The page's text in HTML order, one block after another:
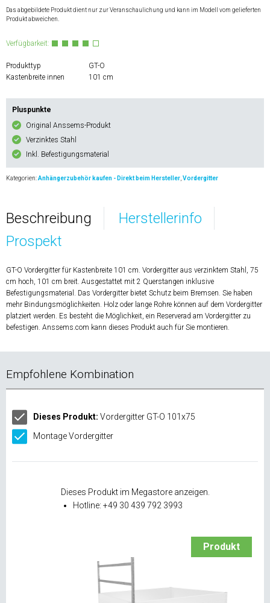
Das abgebildete Produkt dient nur zur Veranschaulichung und kann im Modell vom gelieferten
Produkt abweichen.
Verfügbarkeit:
Produkttyp
GT-O
Kastenbreite innen
101 cm
Pluspunkte
Original Anssems-Produkt
Verzinktes Stahl
Inkl. Befestigungsmaterial
Kategorien:Anhängerzubehör kaufen - Direkt beim Hersteller Vordergitter
Beschreibung
Herstellerinfo
Prospekt
GT-O Vordergitter für Kastenbreite 101 cm. Vordergitter aus verzinktem Stahl, 75
cm hoch, 101 cm breit. Ausgestattet mit 2 Querstangen inklusive
Befestigungsmaterial. Das Vordergitter bietet Schutz beim Bremsen. Sie haben
mehr Bindungsmöglichkeiten. Holz oder lange Rohre können auf dem Vordergitter
platziert werden. Es besteht die Möglichkeit, ein Reserverad am Vordergitter zu
befestigen. Anssems.com kann dieses Produkt auch für Sie montieren.
Empfohlene Kombination
Produkt
Dieses Produkt im Megastore anzeigen.
Hotline: +49 30 439 792 3993
Dieses Produkt: Vordergitter GT-O 101x75
Montage Vordergitter